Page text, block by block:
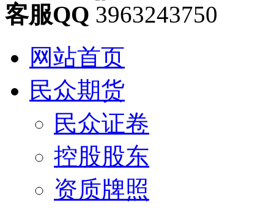
客服QQ
网站首页
民众期货
民众证卷
控股股东
资质牌照